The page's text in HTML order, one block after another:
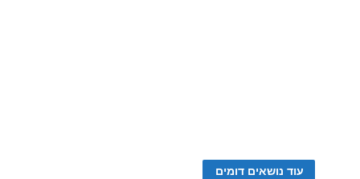
עוד נושאים דומים